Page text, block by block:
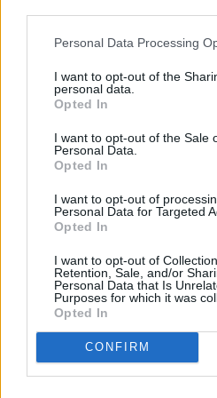
negar su consentimiento. Tenga
de su consentimiento, pero usted
rechazar tal procesamiento. Sus
cualquier momento entrando de
visitando nuestra política de
Personal Data Processing
I want to opt-out of the
personal data.
Opted In
I want to opt-out of the Sale
Personal Data.
Opted In
I want to opt-out of
Personal Data for Targeted
Opted In
I want to opt-out of
Retention, Sale, and/or
Personal Data that Is
Purposes for which it was
Opted In
CONFIRM